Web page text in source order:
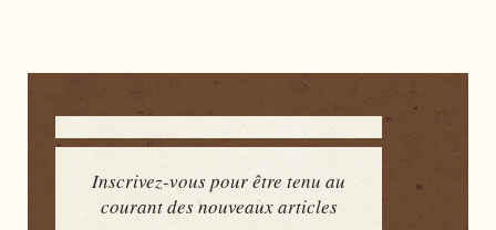
Inscrivez-vous pour être tenu au
courant des nouveaux articles